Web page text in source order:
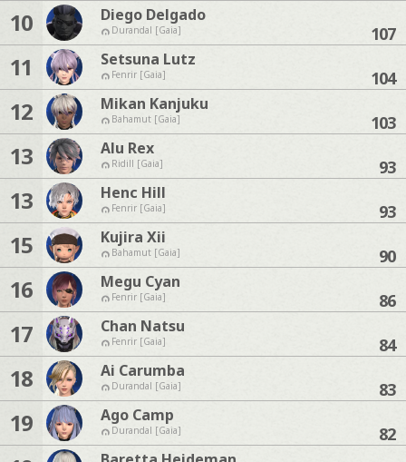
10 Diego Delgado
Durandal [Gaia] 107
11 Setsuna Lutz
Fenrir [Gaia] 104
12 Mikan Kanjuku
Bahamut [Gaia] 103
13 Alu Rex
Ridill [Gaia] 93
13 Henc Hill
Fenrir [Gaia] 93
15 Kujira Xii
Bahamut [Gaia] 90
16 Megu Cyan
Fenrir [Gaia] 86
17 Chan Natsu
Fenrir [Gaia] 84
18 Ai Carumba
Durandal [Gaia] 83
19 Ago Camp
Durandal [Gaia] 82